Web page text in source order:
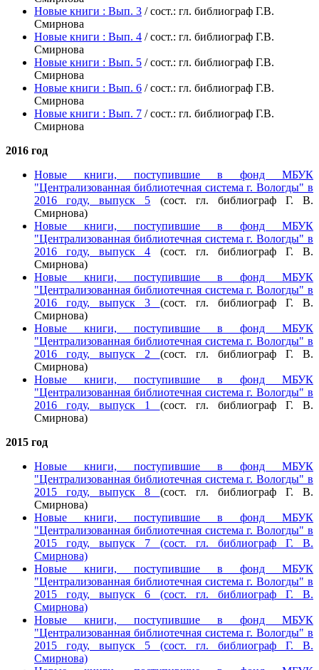
Новые книги : Вып. 3 / сост.: гл. библиограф Г.В.
Смирнова
Новые книги : Вып. 4 / сост.: гл. библиограф Г.В.
Смирнова
Новые книги : Вып. 5 / сост.: гл. библиограф Г.В.
Смирнова
Новые книги : Вып. 6 / сост.: гл. библиограф Г.В.
Смирнова
Новые книги : Вып. 7 / сост.: гл. библиограф Г.В.
Смирнова
2016 год
Новые книги, поступившие в фонд МБУК
"Централизованная библиотечная система г. Вологды" в
2016 году, выпуск 5 (сост. гл. библиограф Г. В.
Смирнова)
Новые книги, поступившие в фонд МБУК
"Централизованная библиотечная система г. Вологды" в
2016 году, выпуск 4 (сост. гл. библиограф Г. В.
Смирнова)
Новые книги, поступившие в фонд МБУК
"Централизованная библиотечная система г. Вологды" в
2016 году, выпуск 3 (сост. гл. библиограф Г. В.
Смирнова)
Новые книги, поступившие в фонд МБУК
"Централизованная библиотечная система г. Вологды" в
2016 году, выпуск 2 (сост. гл. библиограф Г. В.
Смирнова)
Новые книги, поступившие в фонд МБУК
"Централизованная библиотечная система г. Вологды" в
2016 году, выпуск 1 (сост. гл. библиограф Г. В.
Смирнова)
2015 год
Новые книги, поступившие в фонд МБУК
"Централизованная библиотечная система г. Вологды" в
2015 году, выпуск 8 (сост. гл. библиограф Г. В.
Смирнова)
Новые книги, поступившие в фонд МБУК
"Централизованная библиотечная система г. Вологды" в
2015 году, выпуск 7 (сост. гл. библиограф Г. В.
Смирнова)
Новые книги, поступившие в фонд МБУК
"Централизованная библиотечная система г. Вологды" в
2015 году, выпуск 6 (сост. гл. библиограф Г. В.
Смирнова)
Новые книги, поступившие в фонд МБУК
"Централизованная библиотечная система г. Вологды" в
2015 году, выпуск 5 (сост. гл. библиограф Г. В.
Смирнова)